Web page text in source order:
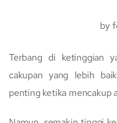
by
Terbang di ketinggian
cakupan yang lebih
penting ketika mencakup